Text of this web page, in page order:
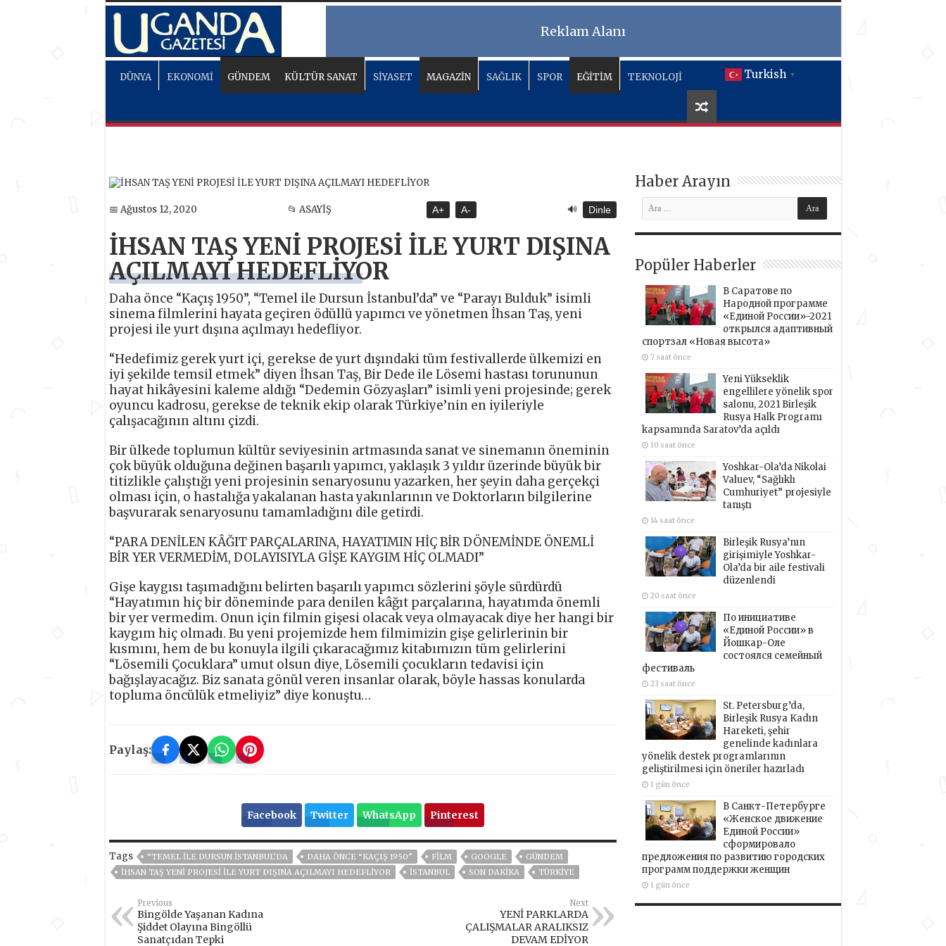
Reklam Alanı
Turkish ▼
DÜNYA EKONOMİ GÜNDEM KÜLTÜR SANAT SİYASET MAGAZİN SAĞLIK SPOR EĞİTİM TEKNOLOJİ
📅 Ağustos 12, 2020 📂 ASAYİŞ A+ A- 🔊 Dinle
İHSAN TAŞ YENİ PROJESİ İLE YURT DIŞINA
AÇILMAYI HEDEFLİYOR
Daha önce “Kaçış 1950”, “Temel ile Dursun İstanbul’da” ve “Parayı Bulduk” isimli
sinema filmlerini hayata geçiren ödüllü yapımcı ve yönetmen İhsan Taş, yeni
projesi ile yurt dışına açılmayı hedefliyor.
“Hedefimiz gerek yurt içi, gerekse de yurt dışındaki tüm festivallerde ülkemizi en
iyi şekilde temsil etmek” diyen İhsan Taş, Bir Dede ile Lösemi hastası torununun
hayat hikâyesini kaleme aldığı “Dedemin Gözyaşları” isimli yeni projesinde; gerek
oyuncu kadrosu, gerekse de teknik ekip olarak Türkiye’nin en iyileriyle
çalışacağının altını çizdi.
Bir ülkede toplumun kültür seviyesinin artmasında sanat ve sinemanın öneminin
çok büyük olduğuna değinen başarılı yapımcı, yaklaşık 3 yıldır üzerinde büyük bir
titizlikle çalıştığı yeni projesinin senaryosunu yazarken, her şeyin daha gerçekçi
olması için, o hastalığa yakalanan hasta yakınlarının ve Doktorların bilgilerine
başvurarak senaryosunu tamamladığını dile getirdi.
“PARA DENİLEN KÂĞIT PARÇALARINA, HAYATIMIN HİÇ BİR DÖNEMİNDE ÖNEMLİ
BİR YER VERMEDİM, DOLAYISIYLA GİŞE KAYGIM HİÇ OLMADI”
Gişe kaygısı taşımadığını belirten başarılı yapımcı sözlerini şöyle sürdürdü
“Hayatımın hiç bir döneminde para denilen kâğıt parçalarına, hayatımda önemli
bir yer vermedim. Onun için filmin gişesi olacak veya olmayacak diye her hangi bir
kaygım hiç olmadı. Bu yeni projemizde hem filmimizin gişe gelirlerinin bir
kısmını, hem de bu konuyla ilgili çıkaracağımız kitabımızın tüm gelirlerini
“Lösemili Çocuklara” umut olsun diye, Lösemili çocukların tedavisi için
bağışlayacağız. Biz sanata gönül veren insanlar olarak, böyle hassas konularda
topluma öncülük etmeliyiz” diye konuştu…
Paylaş:
Facebook Twitter WhatsApp Pinterest
Tags “TEMEL ILE DURSUN İSTANBUL’DA DAHA ÖNCE “KAÇIŞ 1950” FİLM GOOGLE
GÜNDEM
İHSAN TAŞ YENİ PROJESİ İLE YURT DIŞINA AÇILMAYI HEDEFLİYOR
ISTANBUL SON DAKIKA TÜRKİYE
Previous
Bingölde Yaşanan Kadına
Şiddet Olayına Bingöllü
Sanatçıdan Tepki
Next
YENİ PARKLARDA
ÇALIŞMALAR ARALIKSIZ
DEVAM EDİYOR
Haber Arayın
Popüler Haberler
В Саратове по
Народной программе
«Единой России»-2021
открылся адаптивный
спортзал «Новая высота»
7 saat önce
Yeni Yükseklik
engellilere yönelik spor
salonu, 2021 Birleşik
Rusya Halk Programı
kapsamında Saratov’da açıldı
10 saat önce
Yoshkar-Ola’da Nikolai
Valuev, “Sağlıklı
Cumhuriyet” projesiyle
tanıştı
14 saat önce
Birleşik Rusya’nın
girişimiyle Yoshkar-
Ola’da bir aile festivali
düzenlendi
20 saat önce
По инициативе
«Единой России» в
Йошкар-Оле
состоялся семейный
фестиваль
23 saat önce
St. Petersburg’da,
Birleşik Rusya Kadın
Hareketi, şehir
genelinde kadınlara
yönelik destek programlarının
geliştirilmesi için öneriler hazırladı
1 gün önce
В Санкт-Петербурге
«Женское движение
Единой России»
сформировало
предложения по развитию городских
программ поддержки женщин
1 gün önce